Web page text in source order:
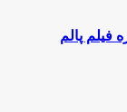
پالم